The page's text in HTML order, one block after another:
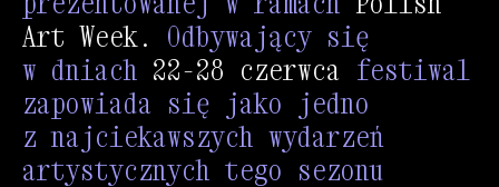
Art Week.
Odbywający się
w dniach 22-28 czerwca festiwal
zapowiada się jako jedno
z najciekawszych wydarzeń
artystycznych tego sezonu